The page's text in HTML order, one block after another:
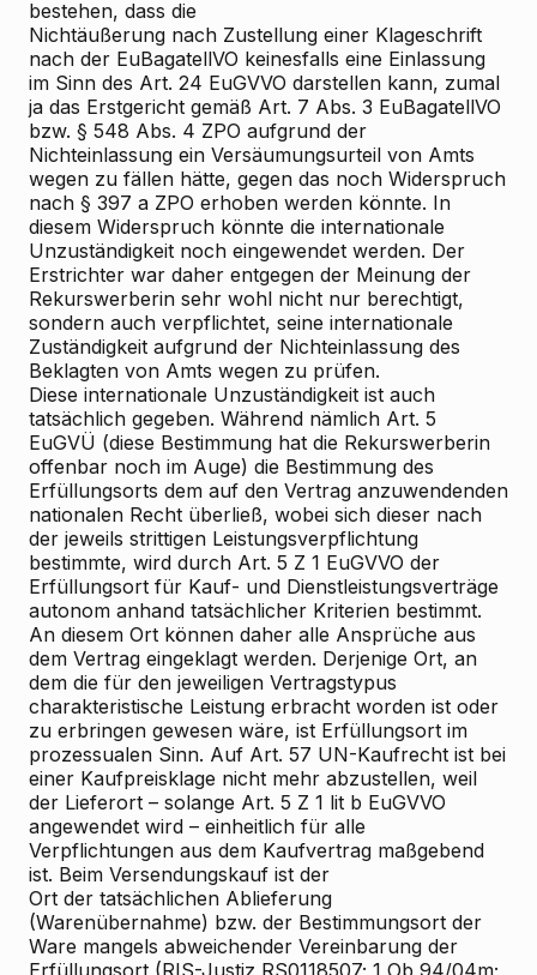
bestehen, dass die
Nichtäußerung nach Zustellung einer Klageschrift
nach der EuBagatellVO keinesfalls eine Einlassung
im Sinn des Art. 24 EuGVVO darstellen kann, zumal
ja das Erstgericht gemäß Art. 7 Abs. 3 EuBagatellVO
bzw. § 548 Abs. 4 ZPO aufgrund der
Nichteinlassung ein Versäumungsurteil von Amts
wegen zu fällen hätte, gegen das noch Widerspruch
nach § 397 a ZPO erhoben werden könnte. In
diesem Widerspruch könnte die internationale
Unzuständigkeit noch eingewendet werden. Der
Erstrichter war daher entgegen der Meinung der
Rekurswerberin sehr wohl nicht nur berechtigt,
sondern auch verpflichtet, seine internationale
Zuständigkeit aufgrund der Nichteinlassung des
Beklagten von Amts wegen zu prüfen.
Diese internationale Unzuständigkeit ist auch
tatsächlich gegeben. Während nämlich Art. 5
EuGVÜ (diese Bestimmung hat die Rekurswerberin
offenbar noch im Auge) die Bestimmung des
Erfüllungsorts dem auf den Vertrag anzuwendenden
nationalen Recht überließ, wobei sich dieser nach
der jeweils strittigen Leistungsverpflichtung
bestimmte, wird durch Art. 5 Z 1 EuGVVO der
Erfüllungsort für Kauf- und Dienstleistungsverträge
autonom anhand tatsächlicher Kriterien bestimmt.
An diesem Ort können daher alle Ansprüche aus
dem Vertrag eingeklagt werden. Derjenige Ort, an
dem die für den jeweiligen Vertragstypus
charakteristische Leistung erbracht worden ist oder
zu erbringen gewesen wäre, ist Erfüllungsort im
prozessualen Sinn. Auf Art. 57 UN-Kaufrecht ist bei
einer Kaufpreisklage nicht mehr abzustellen, weil
der Lieferort – solange Art. 5 Z 1 lit b EuGVVO
angewendet wird – einheitlich für alle
Verpflichtungen aus dem Kaufvertrag maßgebend
ist. Beim Versendungskauf ist der
Ort der tatsächlichen Ablieferung
(Warenübernahme) bzw. der Bestimmungsort der
Ware mangels abweichender Vereinbarung der
Erfüllungsort (RIS-Justiz RS0118507; 1 Ob 94/04m;